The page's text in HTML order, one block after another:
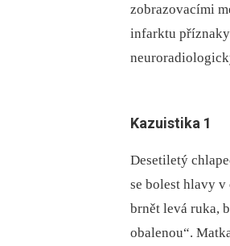
zobrazovacími
infarktu
Kazuistika 1
Desetiletý
se bolest hlavy v
brnět levá ruka,
obalenou“.